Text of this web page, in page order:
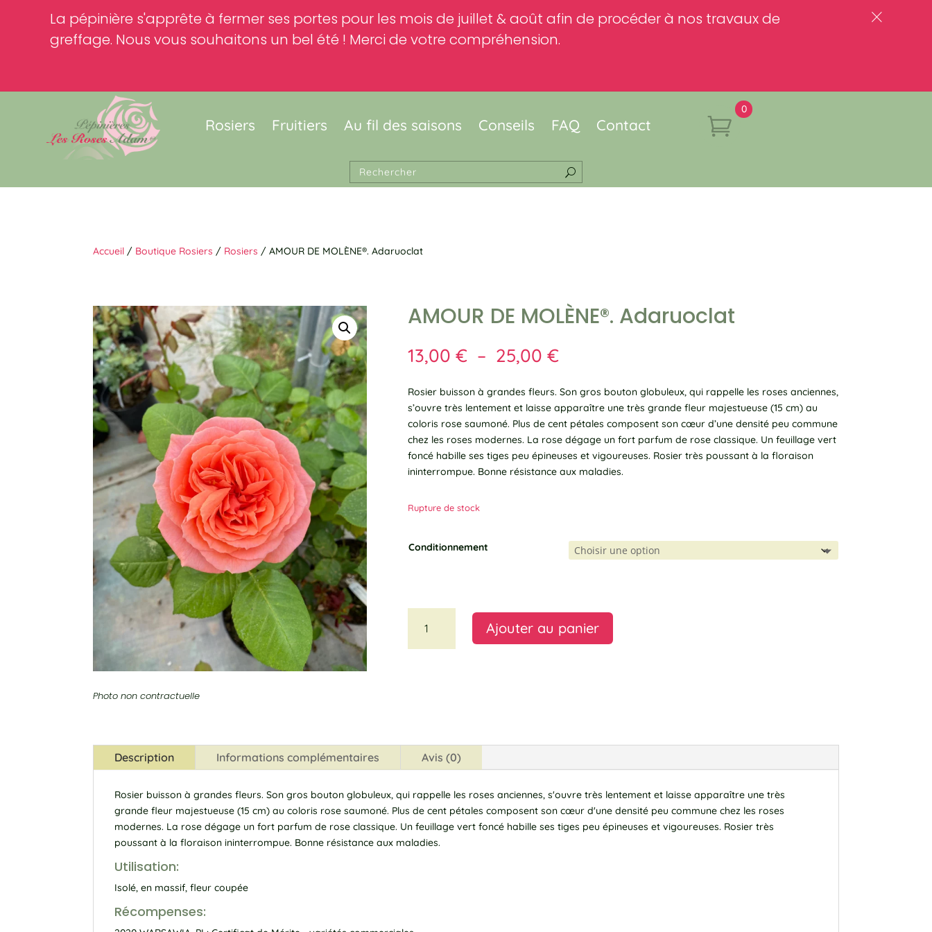
La pépinière s'apprête à fermer ses portes pour les mois de juillet & août afin de procéder à nos travaux de
greffage. Nous vous souhaitons un bel été ! Merci de votre compréhension.
c
Rosiers Fruitiers Au fil des saisons Conseils FAQ Contact
0
Accueil / Boutique Rosiers / Rosiers / AMOUR DE MOLÈNE®. Adaruoclat
Photo non contractuelle
AMOUR DE MOLÈNE®. Adaruoclat
13,00€ – 25,00€
prix :
13,00 €
à
25,00 €
Rosier buisson à grandes fleurs. Son gros bouton globuleux, qui rappelle les roses anciennes,
s’ouvre très lentement et laisse apparaître une très grande fleur majestueuse (15 cm) au
coloris rose saumoné. Plus de cent pétales composent son cœur d’une densité peu commune
chez les roses modernes. La rose dégage un fort parfum de rose classique. Un feuillage vert
foncé habille ses tiges peu épineuses et vigoureuses. Rosier très poussant à la floraison
ininterrompue. Bonne résistance aux maladies.
Rupture de stock
Conditionnement
AMOUR
Ajouter au panier
t
v
e
:
Description Informations complémentaires Avis (0)
Rosier buisson à grandes fleurs. Son gros bouton globuleux, qui rappelle les roses anciennes, s'ouvre très lentement et laisse apparaître une très
grande fleur majestueuse (15 cm) au coloris rose saumoné. Plus de cent pétales composent son cœur d'une densité peu commune chez les roses
modernes. La rose dégage un fort parfum de rose classique. Un feuillage vert foncé habille ses tiges peu épineuses et vigoureuses. Rosier très
poussant à la floraison ininterrompue. Bonne résistance aux maladies.
Utilisation:
Isolé, en massif, fleur coupée
Récompenses: